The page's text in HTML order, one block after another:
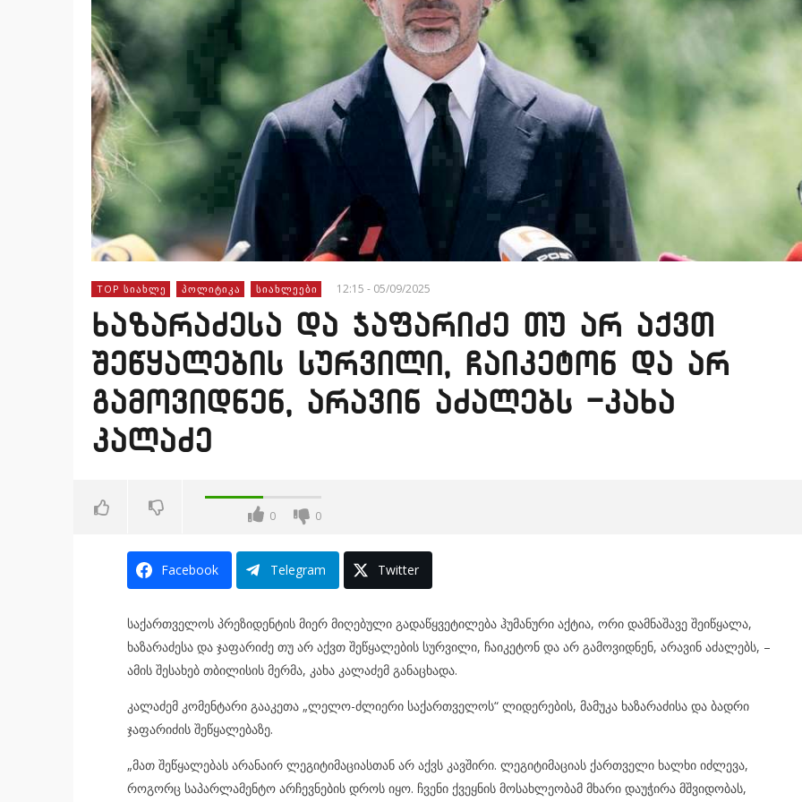
TOP ᲡᲘᲐᲮᲚᲔ ᲞᲝᲚᲘᲢᲘᲙᲐ ᲡᲘᲐᲮᲚᲔᲔᲑᲘ 12:15 - 05/09/2025
ხაზარაძესა და ჯაფარიძე თუ არ აქვთ
შეწყალების სურვილი, ჩაიკეტონ და არ
გამოვიდნენ, არავინ აძალებს -კახა
კალაძე
0 0
Facebook Telegram Twitter
საქართველოს პრეზიდენტის მიერ მიღებული გადაწყვეტილება ჰუმანური აქტია, ორი დამნაშავე შეიწყალა,
ხაზარაძესა და ჯაფარიძე თუ არ აქვთ შეწყალების სურვილი, ჩაიკეტონ და არ გამოვიდნენ, არავინ აძალებს, –
ამის შესახებ თბილისის მერმა, კახა კალაძემ განაცხადა.
კალაძემ კომენტარი გააკეთა „ლელო-ძლიერი საქართველოს“ ლიდერების, მამუკა ხაზარაძისა და ბადრი
ჯაფარიძის შეწყალებაზე.
„მათ შეწყალებას არანაირ ლეგიტიმაციასთან არ აქვს კავშირი. ლეგიტიმაციას ქართველი ხალხი იძლევა,
როგორც საპარლამენტო არჩევნების დროს იყო. ჩვენი ქვეყნის მოსახლეობამ მხარი დაუჭირა მშვიდობას,